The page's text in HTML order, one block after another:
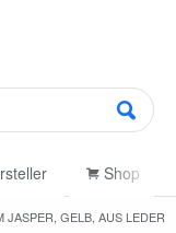
Shop
JASPER, GELB, AUS LEDER